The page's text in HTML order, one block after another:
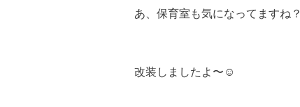
あ、保育室も気になってますね？
改装しましたよ〜☺️